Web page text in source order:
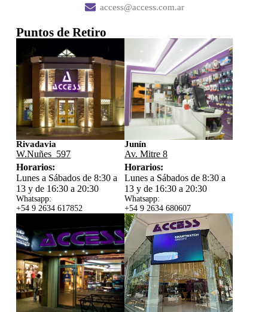
access@access.com.ar
Puntos de Retiro
Rivadavia
W.Nuñes 597
Horarios:
Lunes a Sábados de 8:30 a
13 y de 16:30 a 20:30
Whatsapp:
+54 9 2634 617852
Junín
Av. Mitre 8
Horarios:
Lunes a Sábados de 8:30 a
13 y de 16:30 a 20:30
Whatsapp:
+54 9 2634 680607